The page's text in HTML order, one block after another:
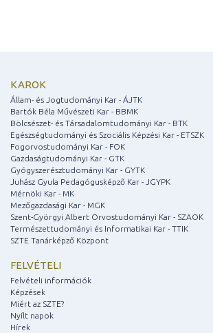
KAROK
Állam- és Jogtudományi Kar - ÁJTK
Bartók Béla Művészeti Kar - BBMK
Bölcsészet- és Társadalomtudományi Kar - BTK
Egészségtudományi és Szociális Képzési Kar - ETSZK
Fogorvostudományi Kar - FOK
Gazdaságtudományi Kar - GTK
Gyógyszerésztudományi Kar - GYTK
Juhász Gyula Pedagógusképző Kar - JGYPK
Mérnöki Kar - MK
Mezőgazdasági Kar - MGK
Szent-Györgyi Albert Orvostudományi Kar - SZAOK
Természettudományi és Informatikai Kar - TTIK
SZTE Tanárképző Központ
FELVÉTELI
Felvételi információk
Képzések
Miért az SZTE?
Nyílt napok
Hírek